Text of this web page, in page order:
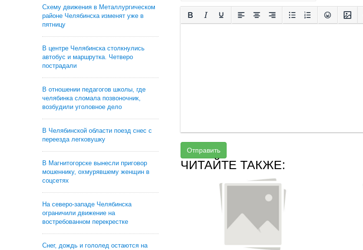
Схему движения в Металлургическом
районе Челябинска изменят уже в
пятницу
В центре Челябинска столкнулись
автобус и маршрутка. Четверо
пострадали
В отношении педагогов школы, где
челябинка сломала позвоночник,
возбудили уголовное дело
В Челябинской области поезд снес с
переезда легковушку
В Магнитогорске вынесли приговор
мошеннику, охмурявшему женщин в
соцсетях
На северо-западе Челябинска
ограничили движение на
востребованном перекрестке
Снег, дождь и гололед остаются на
Отправить
ЧИТАЙТЕ ТАКЖЕ: